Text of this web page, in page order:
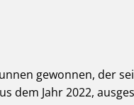
gewonnen, der
dem Jahr 2022,